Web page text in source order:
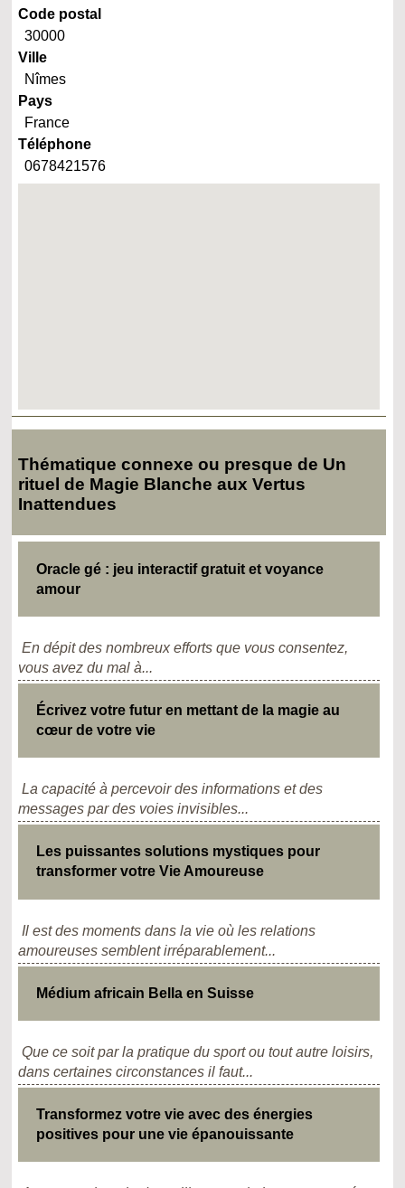
Code postal
30000
Ville
Nîmes
Pays
France
Téléphone
0678421576
Thématique connexe ou presque de Un
rituel de Magie Blanche aux Vertus
Inattendues
Oracle gé : jeu interactif gratuit et voyance
amour
En dépit des nombreux efforts que vous consentez,
vous avez du mal à...
Écrivez votre futur en mettant de la magie au
cœur de votre vie
La capacité à percevoir des informations et des
messages par des voies invisibles...
Les puissantes solutions mystiques pour
transformer votre Vie Amoureuse
Il est des moments dans la vie où les relations
amoureuses semblent irréparablement...
Médium africain Bella en Suisse
Que ce soit par la pratique du sport ou tout autre loisirs,
dans certaines circonstances il faut...
Transformez votre vie avec des énergies
positives pour une vie épanouissante